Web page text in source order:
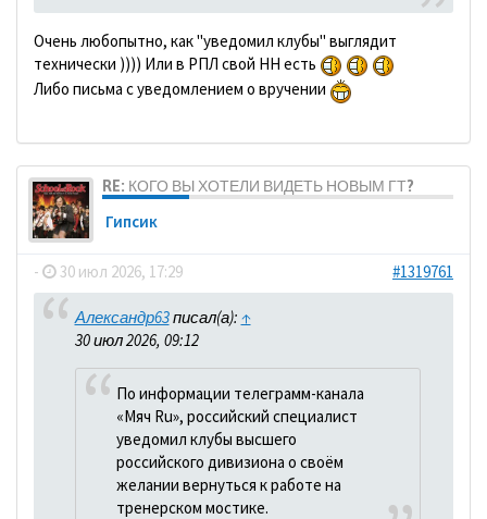
Очень любопытно, как "уведомил клубы" выглядит
технически )))) Или в РПЛ свой HH есть
Либо письма с уведомлением о вручении
RE: КОГО ВЫ ХОТЕЛИ ВИДЕТЬ НОВЫМ ГТ?
Гипсик
- 30 июл 2026, 17:29 #1319761
Александр63писал(а): ↑
30 июл 2026, 09:12
По информации телеграмм-канала
«Мяч Ru», российский специалист
уведомил клубы высшего
российского дивизиона о своём
желании вернуться к работе на
тренерском мостике.